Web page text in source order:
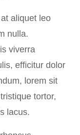
aliquet leo
nulla.
viverra
efficitur dolor
lorem sit
tortor,
lacus.